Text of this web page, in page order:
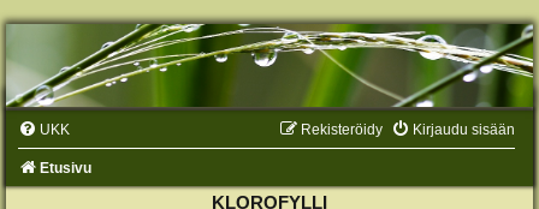
UKK Kirjaudu sisään
Rekisteröidy
Etusivu
KLOROFYLLI